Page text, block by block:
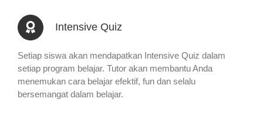
Intensive Quiz
Setiap siswa akan mendapatkan Intensive Quiz dalam
setiap program belajar. Tutor akan membantu Anda
menemukan cara belajar efektif, fun dan selalu
bersemangat dalam belajar.